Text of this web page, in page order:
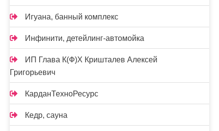
Игуана, банный комплекс
Инфинити, детейлинг-автомойка
ИП Глава К(Ф)Х Кришталев Алексей
Григорьевич
КарданТехноРесурс
Кедр, сауна